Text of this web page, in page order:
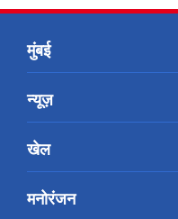
मुंबई
न्यूज़
खेल
मनोरंजन